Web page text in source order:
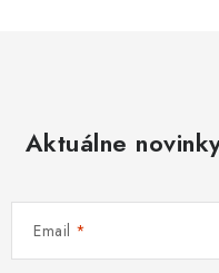
Aktuálne
Email